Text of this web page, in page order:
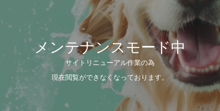
メンテナンスモード中
サイトリニューアル作業の為
現在閲覧ができなくなっております。